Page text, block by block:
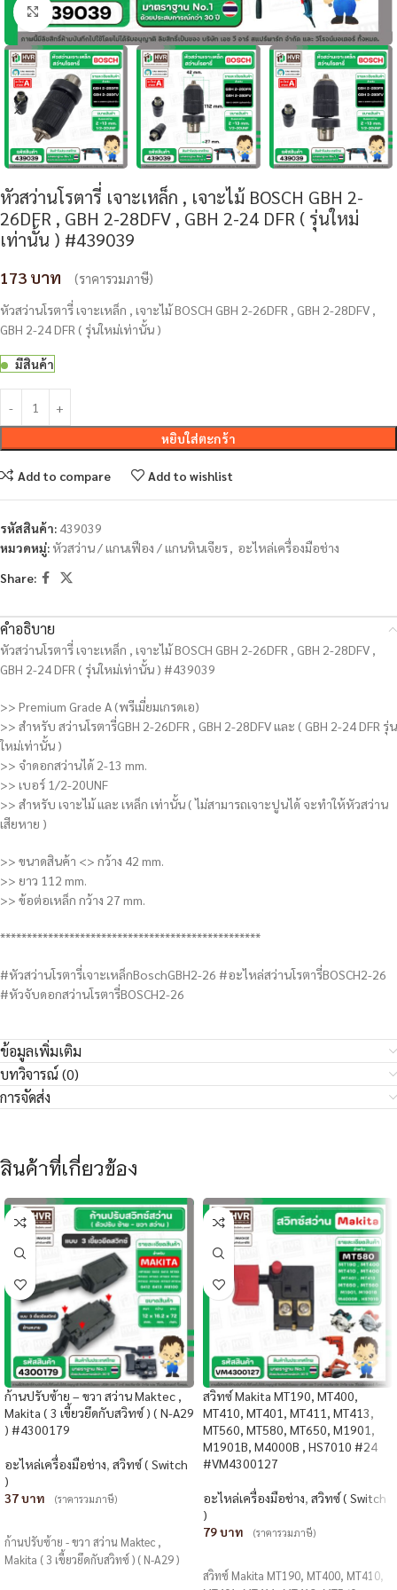
Click to enlarge
หัวสว่านโรตารี่ เจาะเหล็ก , เจาะไม้ BOSCH GBH 2-
26DFR , GBH 2-28DFV , GBH 2-24 DFR ( รุ่นใหม่
เท่านั้น ) #439039
173 (ราคารวมภาษี)
หัวสว่านโรตารี่ เจาะเหล็ก , เจาะไม้ BOSCH GBH 2-26DFR , GBH 2-28DFV ,
GBH 2-24 DFR ( รุ่นใหม่เท่านั้น )
มีสินค้า
หยิบใส่ตะกร้า
Add to compare Add to wishlist
รหัสสินค้า: 439039
หมวดหมู่: หัวสว่าน / แกนเฟือง / แกนหินเจียร, อะไหล่เครื่องมือช่าง
Share:
คำอธิบาย
หัวสว่านโรตารี่ เจาะเหล็ก , เจาะไม้ BOSCH GBH 2-26DFR , GBH 2-28DFV ,
GBH 2-24 DFR ( รุ่นใหม่เท่านั้น ) #439039
>> Premium Grade A (พรีเมี่ยมเกรดเอ)
>> สำหรับ สว่านโรตารี่GBH 2-26DFR , GBH 2-28DFV และ ( GBH 2-24 DFR รุ่น
ใหม่เท่านั้น )
>> จำดอกสว่านได้ 2-13 mm.
>> เบอร์ 1/2-20UNF
>> สำหรับ เจาะไม้ และ เหล็ก เท่านั้น ( ไม่สามารถเจาะปูนได้ จะทำให้หัวสว่าน
เสียหาย )
>> ขนาดสินค้า <> กว้าง 42 mm.
>> ยาว 112 mm.
>> ข้อต่อเหล็ก กว้าง 27 mm.
*************************************************
#หัวสว่านโรตารี่เจาะเหล็กBoschGBH2-26 #อะไหล่สว่านโรตารี่BOSCH2-26
#หัวจับดอกสว่านโรตารี่BOSCH2-26
ข้อมูลเพิ่มเติม
บทวิจารณ์ (0)
การจัดส่ง
สินค้าที่เกี่ยวข้อง
ก้านปรับซ้าย – ขวา สว่าน Maktec ,
Makita ( 3 เขี้ยวยึดกับสวิทซ์ ) ( N-A29
) #4300179
อะไหล่เครื่องมือช่าง, สวิทซ์ ( Switch
)
37
(ราคารวมภาษี)
ก้านปรับซ้าย - ขวา สว่าน Maktec ,
Makita ( 3 เขี้ยวยึดกับสวิทซ์ ) ( N-A29 )
สวิทซ์ Makita MT190, MT400,
MT410, MT401, MT411, MT413,
MT560, MT580, MT650, M1901,
M1901B, M4000B , HS7010 #24
#VM4300127
อะไหล่เครื่องมือช่าง, สวิทซ์ ( Switch
)
79
(ราคารวมภาษี)
สวิทซ์ Makita MT190, MT400, MT410,